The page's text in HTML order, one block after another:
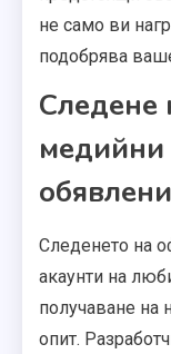
не само ви
подобрява
Следене
медийни
Следенето на
акаунти на
получаване на
опит.